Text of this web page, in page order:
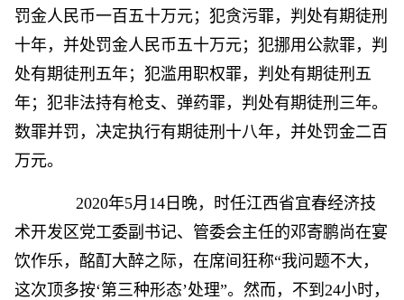
罚金人民币一百五十万元；犯贪污罪，判处有期徒刑
十年，并处罚金人民币五十万元；犯挪用公款罪，判
处有期徒刑五年；犯滥用职权罪，判处有期徒刑五
年；犯非法持有枪支、弹药罪，判处有期徒刑三年。
数罪并罚，决定执行有期徒刑十八年，并处罚金二百
万元。
2020年5月14日晚，时任江西省宜春经济技
术开发区党工委副书记、管委会主任的邓寄鹏尚在宴
饮作乐，酩酊大醉之际，在席间狂称“我问题不大，
这次顶多按‘第三种形态’处理”。然而，不到24小时，